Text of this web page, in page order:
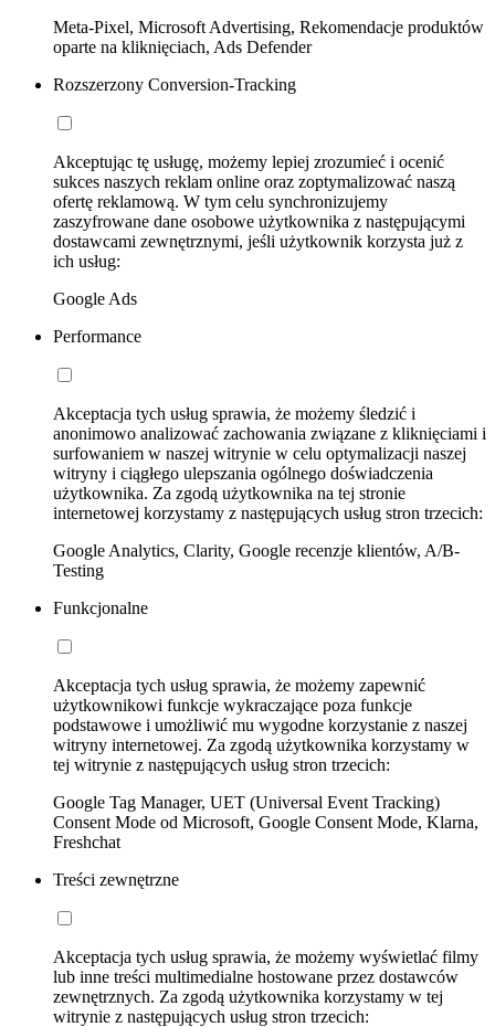
Meta-Pixel, Microsoft Advertising, Rekomendacje produktów
oparte na kliknięciach, Ads Defender
Rozszerzony Conversion-Tracking
Akceptując tę usługę, możemy lepiej zrozumieć i ocenić
sukces naszych reklam online oraz zoptymalizować naszą
ofertę reklamową. W tym celu synchronizujemy
zaszyfrowane dane osobowe użytkownika z następującymi
dostawcami zewnętrznymi, jeśli użytkownik korzysta już z
ich usług:
Google Ads
Performance
Akceptacja tych usług sprawia, że możemy śledzić i
anonimowo analizować zachowania związane z kliknięciami i
surfowaniem w naszej witrynie w celu optymalizacji naszej
witryny i ciągłego ulepszania ogólnego doświadczenia
użytkownika. Za zgodą użytkownika na tej stronie
internetowej korzystamy z następujących usług stron trzecich:
Google Analytics, Clarity, Google recenzje klientów, A/B-
Testing
Funkcjonalne
Akceptacja tych usług sprawia, że możemy zapewnić
użytkownikowi funkcje wykraczające poza funkcje
podstawowe i umożliwić mu wygodne korzystanie z naszej
witryny internetowej. Za zgodą użytkownika korzystamy w
tej witrynie z następujących usług stron trzecich:
Google Tag Manager, UET (Universal Event Tracking)
Consent Mode od Microsoft, Google Consent Mode, Klarna,
Freshchat
Treści zewnętrzne
Akceptacja tych usług sprawia, że możemy wyświetlać filmy
lub inne treści multimedialne hostowane przez dostawców
zewnętrznych. Za zgodą użytkownika korzystamy w tej
witrynie z następujących usług stron trzecich: